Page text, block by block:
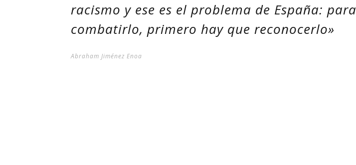
racismo y ese es el problema de España: para
combatirlo, primero hay que reconocerlo»
Abraham Jiménez Enoa